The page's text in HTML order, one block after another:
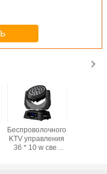
Беспроволочного
KTV управления
36 * 10 w свет